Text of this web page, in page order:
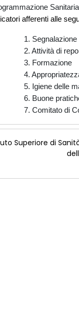
afferenti alle
1.
2. Attività di
3. Formazione
4.
5. Igiene delle
6. Buone
7. Comitato di
Superiore di